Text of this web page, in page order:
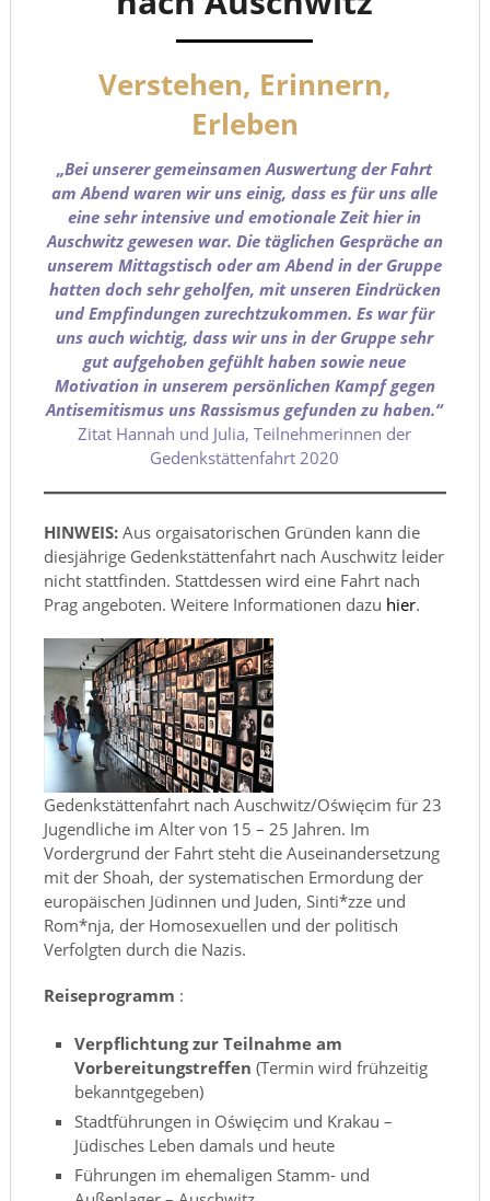
Verstehen, Erinnern,
Erleben
„Bei unserer gemeinsamen Auswertung der Fahrt
am Abend waren wir uns einig, dass es für uns alle
eine sehr intensive und emotionale Zeit hier in
Auschwitz gewesen war. Die täglichen Gespräche an
unserem Mittagstisch oder am Abend in der Gruppe
hatten doch sehr geholfen, mit unseren Eindrücken
und Empfindungen zurechtzukommen. Es war für
uns auch wichtig, dass wir uns in der Gruppe sehr
gut aufgehoben gefühlt haben sowie neue
Motivation in unserem persönlichen Kampf gegen
Antisemitismus uns Rassismus gefunden zu haben.“
Zitat Hannah und Julia, Teilnehmerinnen der
Gedenkstättenfahrt 2020
HINWEIS:Aus orgaisatorischen Gründen kann die
diesjährige Gedenkstättenfahrt nach Auschwitz leider
nicht stattfinden. Stattdessen wird eine Fahrt nach
Prag angeboten. Weitere Informationen dazu hier.
Gedenkstättenfahrt nach Auschwitz/Oświęcim für 23
Jugendliche im Alter von 15 – 25 Jahren. Im
Vordergrund der Fahrt steht die Auseinandersetzung
mit der Shoah, der systematischen Ermordung der
europäischen Jüdinnen und Juden, Sinti*zze und
Rom*nja, der Homosexuellen und der politisch
Verfolgten durch die Nazis.
Reiseprogramm :
Verpflichtung zur Teilnahme am
Vorbereitungstreffen (Termin wird frühzeitig
bekanntgegeben)
Stadtführungen in Oświęcim und Krakau –
Jüdisches Leben damals und heute
Führungen im ehemaligen Stamm- und